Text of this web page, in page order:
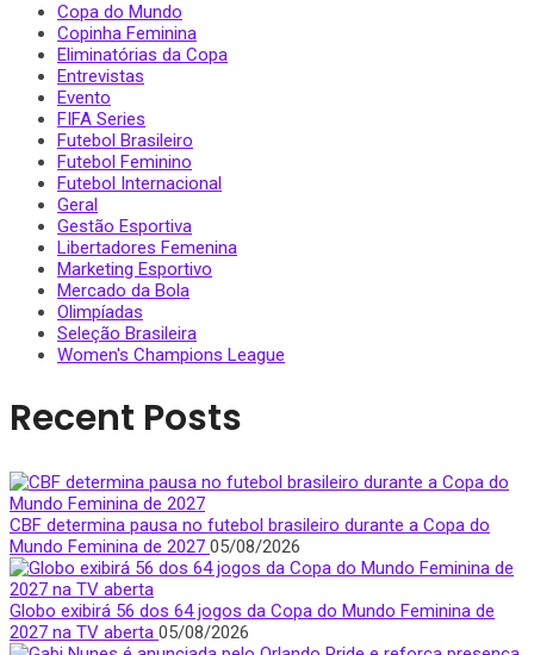
Copa do Mundo
Copinha Feminina
Eliminatórias da Copa
Entrevistas
Evento
FIFA Series
Futebol Brasileiro
Futebol Feminino
Futebol Internacional
Geral
Gestão Esportiva
Libertadores Femenina
Marketing Esportivo
Mercado da Bola
Olimpíadas
Seleção Brasileira
Women's Champions League
Recent Posts
CBF determina pausa no futebol brasileiro durante a Copa do
Mundo Feminina de 2027 05/08/2026
Globo exibirá 56 dos 64 jogos da Copa do Mundo Feminina de
2027 na TV aberta 05/08/2026